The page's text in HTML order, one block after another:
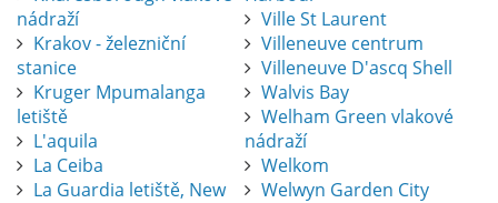
nádraží
Krakov - železniční
stanice
Kruger Mpumalanga
letiště
L'aquila
La Ceiba
La Guardia letiště, New
Ville St Laurent
Villeneuve centrum
Villeneuve D'ascq Shell
Walvis Bay
Welham Green vlakové
nádraží
Welkom
Welwyn Garden City